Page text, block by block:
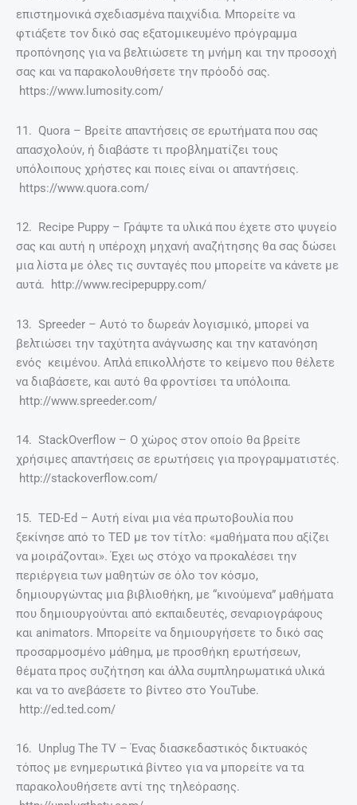
επιστημονικά σχεδιασμένα παιχνίδια. Μπορείτε να
φτιάξετε τον δικό σας εξατομικευμένο πρόγραμμα
προπόνησης για να βελτιώσετε τη μνήμη και την προσοχή
σας και να παρακολουθήσετε την πρόοδό σας.
https://www.lumosity.com/
11. Quora – Βρείτε απαντήσεις σε ερωτήματα που σας
απασχολούν, ή διαβάστε τι προβληματίζει τους
υπόλοιπους χρήστες και ποιες είναι οι απαντήσεις.
https://www.quora.com/
12. Recipe Puppy – Γράψτε τα υλικά που έχετε στο ψυγείο
σας και αυτή η υπέροχη μηχανή αναζήτησης θα σας δώσει
μια λίστα με όλες τις συνταγές που μπορείτε να κάνετε με
αυτά. http://www.recipepuppy.com/
13. Spreeder – Αυτό το δωρεάν λογισμικό, μπορεί να
βελτιώσει την ταχύτητα ανάγνωσης και την κατανόηση
ενός κειμένου. Απλά επικολλήστε το κείμενο που θέλετε
να διαβάσετε, και αυτό θα φροντίσει τα υπόλοιπα.
http://www.spreeder.com/
14. StackOverflow – Ο χώρος στον οποίο θα βρείτε
χρήσιμες απαντήσεις σε ερωτήσεις για προγραμματιστές.
http://stackoverflow.com/
15. TED-Ed – Αυτή είναι μια νέα πρωτοβουλία που
ξεκίνησε από το TED με τον τίτλο: «μαθήματα που αξίζει
να μοιράζονται». Έχει ως στόχο να προκαλέσει την
περιέργεια των μαθητών σε όλο τον κόσμο,
δημιουργώντας μια βιβλιοθήκη, με “κινούμενα” μαθήματα
που δημιουργούνται από εκπαιδευτές, σεναριογράφους
και animators. Μπορείτε να δημιουργήσετε το δικό σας
προσαρμοσμένο μάθημα, με προσθήκη ερωτήσεων,
θέματα προς συζήτηση και άλλα συμπληρωματικά υλικά
και να το ανεβάσετε το βίντεο στο YouTube.
http://ed.ted.com/
16. Unplug The TV – Ένας διασκεδαστικός δικτυακός
τόπος με ενημερωτικά βίντεο για να μπορείτε να τα
παρακολουθήσετε αντί της τηλεόρασης.